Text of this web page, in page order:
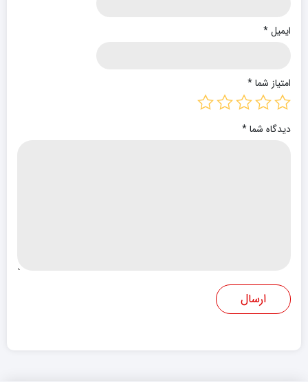
ایمیل*
امتیاز شما*
دیدگاه شما*